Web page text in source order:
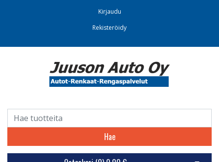
Kirjaudu
Rekisteröidy
Hae